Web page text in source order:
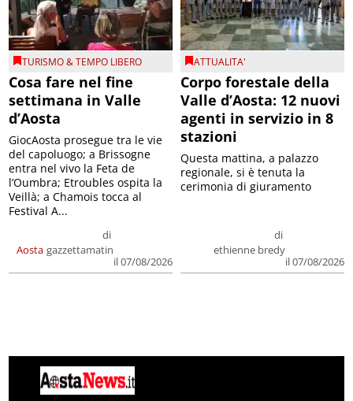
TURISMO & TEMPO LIBERO
Cosa fare nel fine
settimana in Valle
d’Aosta
Aosta
di
gazzettamatin
il 07/08/2026
GiocAosta prosegue tra le vie
del capoluogo; a Brissogne
entra nel vivo la Feta de
l’Oumbra; Etroubles ospita la
Veillà; a Chamois tocca al
Festival A...
ATTUALITA'
Corpo forestale della
Valle d’Aosta: 12 nuovi
agenti in servizio in 8
stazioni
di
ethienne bredy
il 07/08/2026
Questa mattina, a palazzo
regionale, si è tenuta la
cerimonia di giuramento